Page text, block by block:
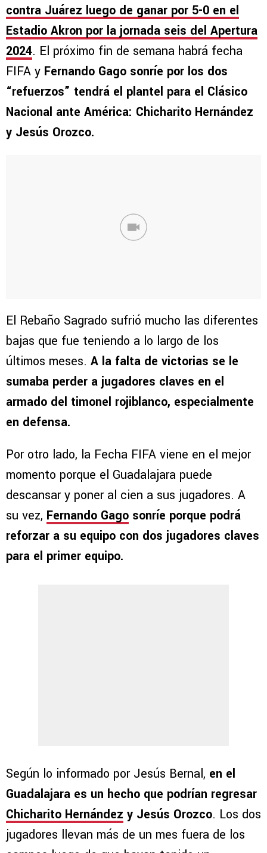
contra Juárez luego de ganar por 5-0 en el
Estadio Akron por la jornada seis del Apertura
2024. El próximo fin de semana habrá fecha
FIFA y Fernando Gago sonríe por los dos
“refuerzos” tendrá el plantel para el Clásico
Nacional ante América: Chicharito Hernández
y Jesús Orozco.
El Rebaño Sagrado sufrió mucho las diferentes
bajas que fue teniendo a lo largo de los
últimos meses. A la falta de victorias se le
sumaba perder a jugadores claves en el
armado del timonel rojiblanco, especialmente
en defensa.
Por otro lado, la Fecha FIFA viene en el mejor
momento porque el Guadalajara puede
descansar y poner al cien a sus jugadores. A
su vez, Fernando Gago sonríe porque podrá
reforzar a su equipo con dos jugadores claves
para el primer equipo.
Según lo informado por Jesús Bernal, en el
Guadalajara es un hecho que podrían regresar
Chicharito Hernández y Jesús Orozco. Los dos
jugadores llevan más de un mes fuera de los